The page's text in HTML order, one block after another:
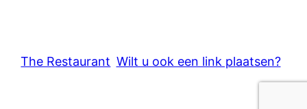
The Restaurant Wilt u ook een link plaatsen?